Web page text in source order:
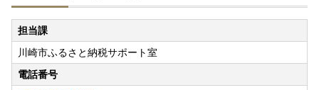
伝えすることが難しくなりました。
ルールに基づいたふるさと納税の運用に資するため何卒ご
容赦賜り、
引き続き神奈川県川崎市の応援をよろしくお願いいたしま
す。
担当課
川崎市ふるさと納税サポート室
電話番号